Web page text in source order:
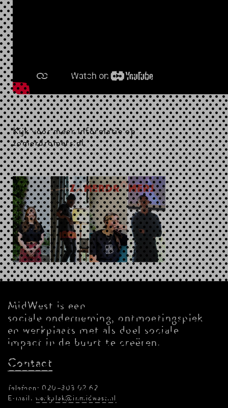
Kijk voor meer informatie op
zomerdromers.nl
MidWest is een
sociale onderneming, ontmoetingsplek
en werkplaats met als doel sociale
impact in de buurt te creëren.
Contact
Telefoon: 020–303 02 62
E-mail: werkplek@inmidwest.nl